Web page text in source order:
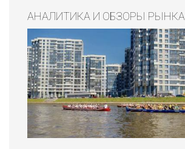
АНАЛИТИКА И ОБЗОРЫ РЫНКА